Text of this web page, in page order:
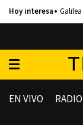
EN VIVO RADIO